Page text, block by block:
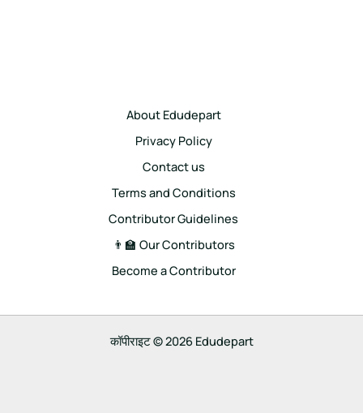
About Edudepart
Privacy Policy
Contact us
Terms and Conditions
Contributor Guidelines
👨‍🏫 Our Contributors
Become a Contributor
कॉपीराइट © 2026 Edudepart